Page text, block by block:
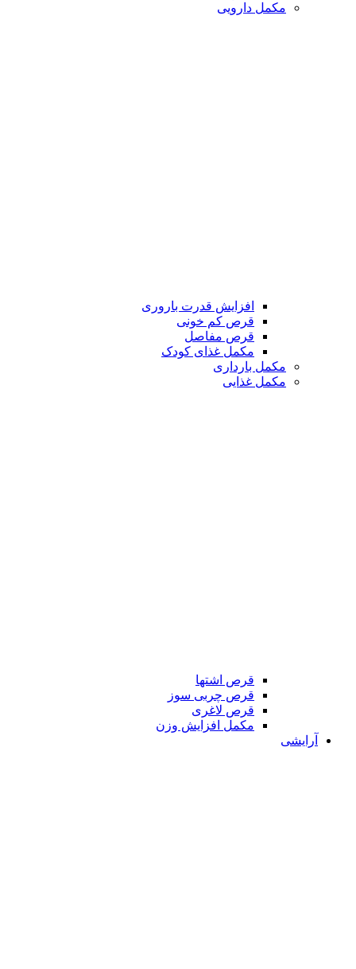
مکمل دارویی
افزایش قدرت باروری
قرص کم خونی
قرص مفاصل
مکمل غذای کودک
مکمل بارداری
مکمل غذایی
قرص اشتها
قرص چربی سوز
قرص لاغری
مکمل افزایش وزن
آرایشی